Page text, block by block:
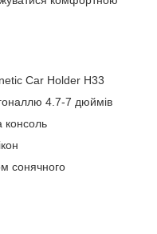
Car Holder H33
4.7-7 дюймів
консоль
сонячного